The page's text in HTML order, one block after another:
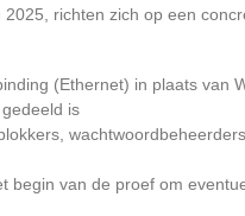
richten zich op een
(Ethernet) in plaats van
is
begin van de proef om